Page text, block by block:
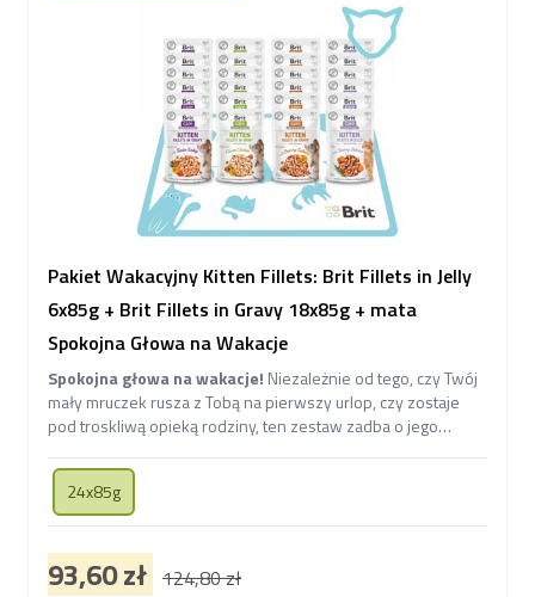
Pakiet Wakacyjny Kitten Fillets: Brit Fillets in Jelly
6x85g + Brit Fillets in Gravy 18x85g + mata
Spokojna Głowa na Wakacje
Spokojna głowa na wakacje! Niezależnie od tego, czy Twój
mały mruczek rusza z Tobą na pierwszy urlop, czy zostaje
pod troskliwą opieką rodziny, ten zestaw zadba o jego
środku znajdziesz zapas aż
karmy Brit Care Cat Kitten z delikatnymi filecikami w
sosie i galaretce oraz praktyczną, matę pod miski.
24x85g
93,60 zł 124,80 zł